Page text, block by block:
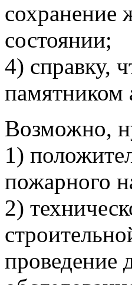
сохранение
состоянии;
4) справку,
памятником
Возможно,
1)
пожарного
2)
проведение